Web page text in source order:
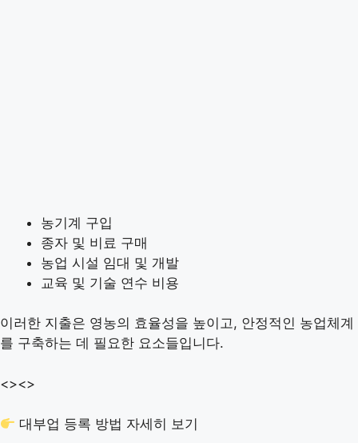
농기계 구입
종자 및 비료 구매
농업 시설 임대 및 개발
교육 및 기술 연수 비용
이러한 지출은 영농의 효율성을 높이고, 안정적인 농업체계
를 구축하는 데 필요한 요소들입니다.
<><>
대부업 등록 방법 자세히 보기